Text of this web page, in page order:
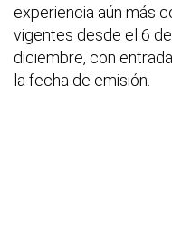
experiencia aún más
vigentes desde el 6
diciembre, con
la fecha de emisión.